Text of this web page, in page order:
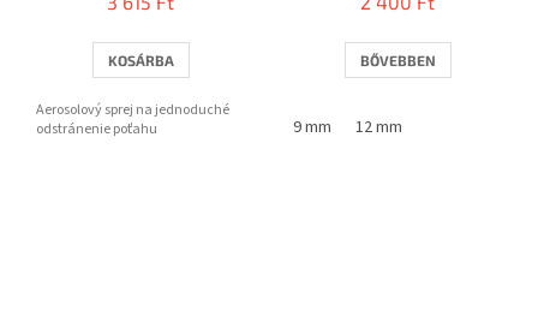
KOSÁRBA
Aerosolový sprej na jednoduché
odstránenie poťahu
BŐVEBBEN
9 mm 12 mm